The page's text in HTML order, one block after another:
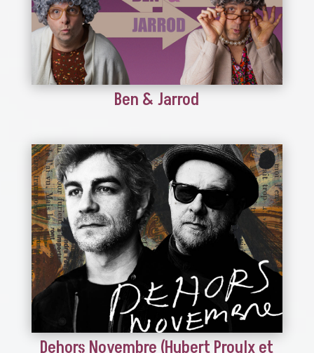
Ben & Jarrod
Dehors Novembre (Hubert Proulx et